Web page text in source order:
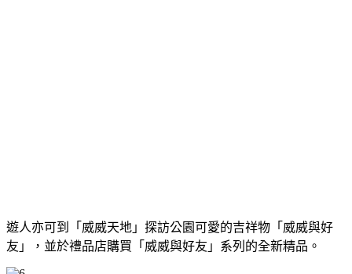
遊人亦可到「威威天地」探訪公園可愛的吉祥物「威威與好
友」，並於禮品店購買「威威與好友」系列的全新精品。